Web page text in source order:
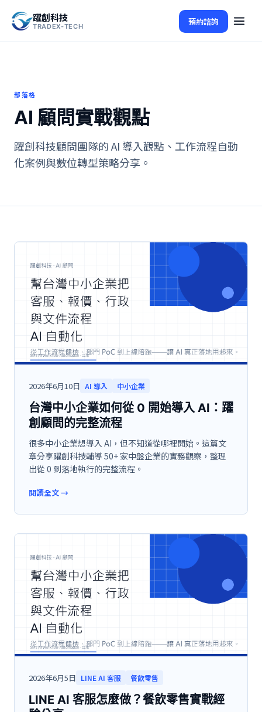
躍創科技
TRADEX-TECH 預約諮詢
部落格
AI 顧問實戰觀點
躍創科技顧問團隊的 AI 導入觀點、工作流程自動
化案例與數位轉型策略分享。
2026年6月10日 AI 導入 中小企業
台灣中小企業如何從 0 開始導入 AI：躍
創顧問的完整流程
很多中小企業想導入 AI，但不知道從哪裡開始。這篇文
章分享躍創科技輔導 50+ 家中盤企業的實務觀察，整理
出從 0 到落地執行的完整流程。
閱讀全文→
2026年6月5日 LINE AI 客服 餐飲零售
LINE AI 客服怎麼做？餐飲零售實戰經